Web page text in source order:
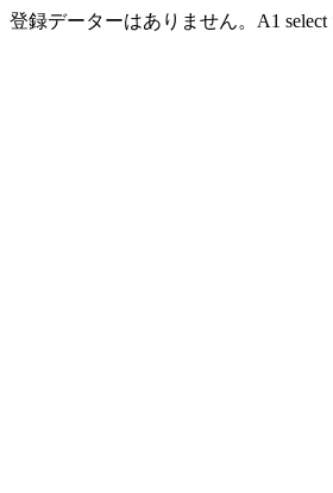
登録データーはありません。A1 select